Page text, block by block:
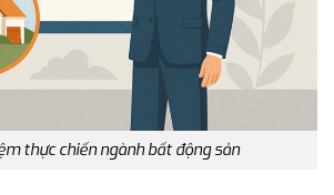
thực chiến ngành bất động sản